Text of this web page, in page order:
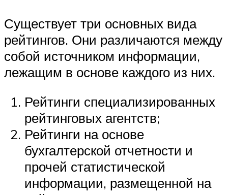
Существует три основных вида
рейтингов. Они различаются между
собой источником информации,
лежащим в основе каждого из них.
Рейтинги специализированных
рейтинговых агентств;
Рейтинги на основе
бухгалтерской отчетности и
прочей статистической
информации, размещенной на